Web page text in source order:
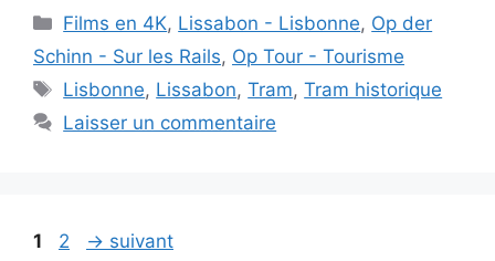
Catégories
Films en 4K, Lissabon - Lisbonne, Op der
Schinn - Sur les Rails, Op Tour - Tourisme
Étiquettes
Lisbonne, Lissabon,Tram,Tram historique
Laisser un commentaire
Page
1 Page
2 → suivant